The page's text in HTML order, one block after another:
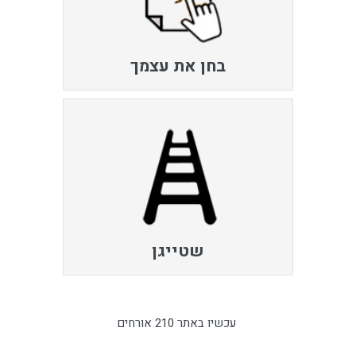
בחן את עצמך
שטייגן
עכשיו באתר 210 אורחים